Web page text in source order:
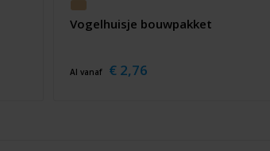
Vogelhuisje bouwpakket
Al vanaf € 2,76